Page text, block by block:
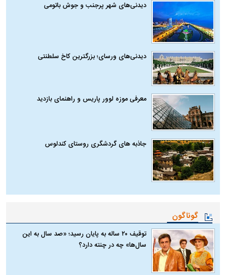
دیدنی‌های شهر پرجنب و جوش باتومی
دیدنی‌های ورسای؛ بزرگترین کاخ سلطنتی
معرفی موزه لوور پاریس و راهنمای بازدید
جاذبه های گردشگری روستای کندلوس
گوناگون
توقیف ۲۰ ساله به پایان رسید؛ «صد سال به این
سال‌ها» چه در چنته دارد؟